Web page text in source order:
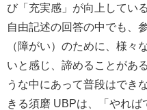
び「充実感」が向上してい
自由記述の回答の中でも、
（障がい）のために、様々
いと感じ、諦めることがあ
うな中にあって普段はでき
きる須磨 UBPは、「やれ